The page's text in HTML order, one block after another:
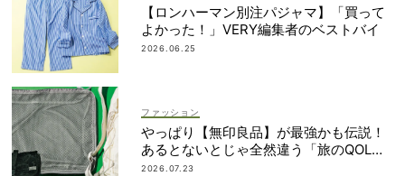
【ロンハーマン別注パジャマ】「買って
よかった！」VERY編集者のベストバイ
2026.06.25
ファッション
やっぱり【無印良品】が最強かも伝説！
あるとないとじゃ全然違う「旅のQOL爆
上げアイテム」
2026.07.23